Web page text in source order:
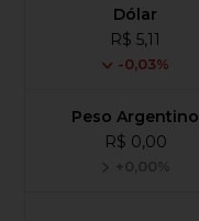
Dólar
R$ 5,11
-0,03%
Peso Argentino
R$ 0,00
+0,00%